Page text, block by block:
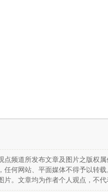
点频道所发布文章及图片之版权
任何网站、平面媒体不得予以转
片。文章均为作者个人观点，不代